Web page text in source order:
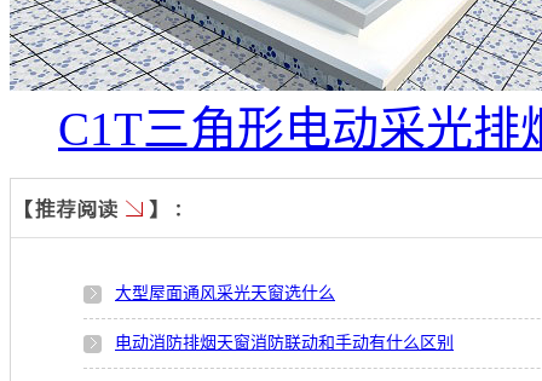
C1T三角形电动采光排
大型屋面通风采光天窗选什么
电动消防排烟天窗消防联动和手动有什么区别